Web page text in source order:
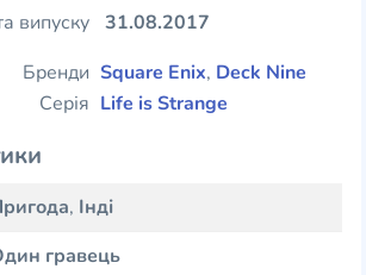
випуску 31.08.2017
Бренди Square Enix, Deck Nine
Серія Life is Strange
, Інді
гравець